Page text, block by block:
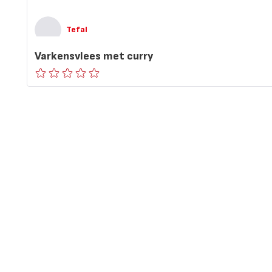
Tefal
Varkensvlees met curry
ratings.0